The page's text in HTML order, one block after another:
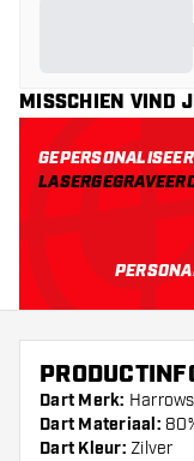
MISSCHIEN VIND
Dart Merk: Harrows
Dart Materiaal:
Dart Kleur: Zilver